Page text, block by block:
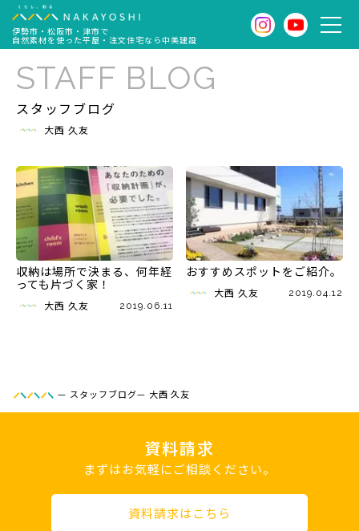
伊勢市・松阪市・津市で
自然素材を使った平屋・注文住宅なら中美建設
STAFF BLOG
スタッフブログ
大西 久友
収納は場所で決まる、何年経
っても片づく家！
大西 久友 2019.06.11
おすすめスポットをご紹介。
大西 久友 2019.04.12
— スタッフブログ— 大西 久友
資料請求
まずはお気軽にご相談ください。
資料請求はこちら